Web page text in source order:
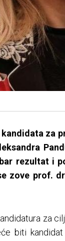
za
rezultat i
zove prof.
za
biti